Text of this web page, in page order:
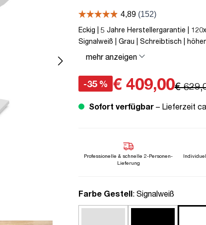
Eckig | 5 Jahre Herstellergarantie |
Signalweiß | Grau | Schreibtisch |
80 kg | Steckertyp C | Sichtbeton
Kollisions-Schutz | Elektrisch
mehr anzeigen
-35 % € 409,00€
Sofort verfügbar– Lieferzeit
Professionelle & schnelle 2-Personen-
Lieferung
Farbe Gestellauswählen
: Signalweiß